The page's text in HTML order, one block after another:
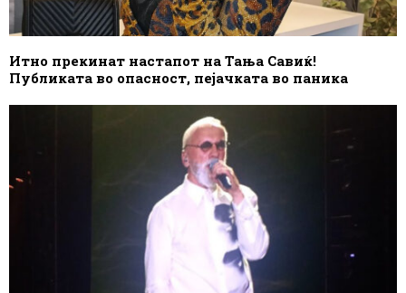
Итно прекинат настапот на Тања Савиќ!
Публиката во опасност, пејачката во паника